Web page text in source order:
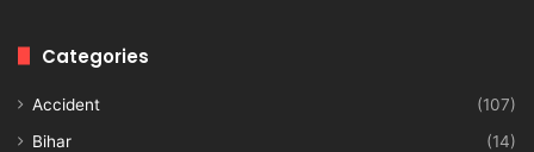
Categories
Accident
(107)
Bihar
(14)